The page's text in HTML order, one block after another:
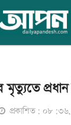
মৃত্যুতে
প্রকাশিত: ০৮:৩৬,